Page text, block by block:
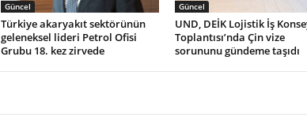
Güncel
Türkiye akaryakıt sektörünün
geleneksel lideri Petrol Ofisi
Grubu 18. kez zirvede
Güncel
UND, DEİK Lojistik İş
Toplantısı’nda Çin vize
sorununu gündeme taşıdı